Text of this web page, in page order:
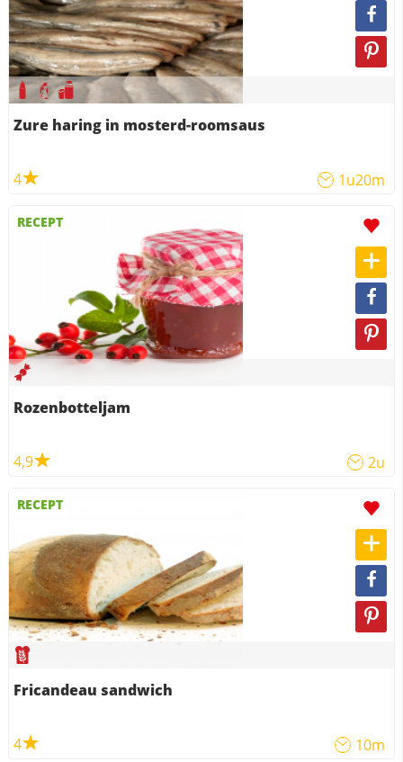
Zure haring in mosterd-roomsaus
4 1u20m
RECEPT
Rozenbotteljam
4,9 2u
RECEPT
Fricandeau sandwich
4 10m